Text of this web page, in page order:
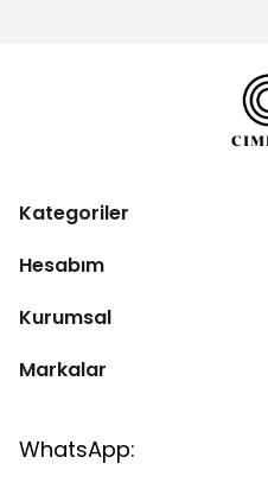
Kategoriler
Hesabım
Kurumsal
Markalar
WhatsApp: